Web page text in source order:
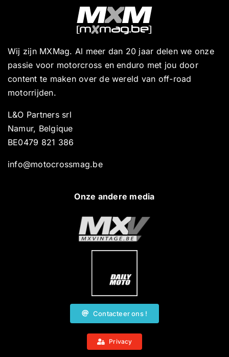
Wij zijn MXMag. Al meer dan 20 jaar delen we onze
passie voor motorcross en enduro met jou door
content te maken over de wereld van off-road
motorrijden.
L&O Partners srl
Namur, Belgique
BE0479 821 386
info@motocrossmag.be
Onze andere media
Contacteer ons !
Privacy